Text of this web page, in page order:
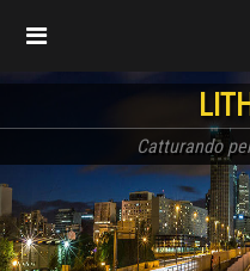
Catturando